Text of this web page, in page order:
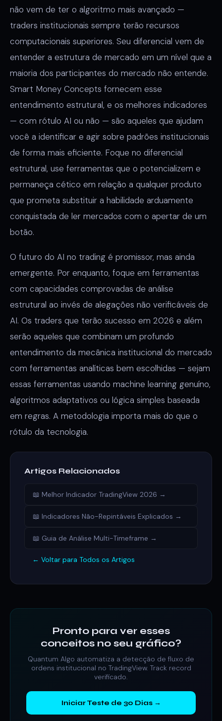
não vem de ter o algoritmo mais avançado —
traders institucionais sempre terão recursos
computacionais superiores. Seu diferencial vem de
entender a estrutura de mercado em um nível que a
maioria dos participantes do mercado não entende.
Smart Money Concepts fornecem esse
entendimento estrutural, e os melhores indicadores
— com rótulo AI ou não — são aqueles que ajudam
você a identificar e agir sobre padrões institucionais
de forma mais eficiente. Foque no diferencial
estrutural, use ferramentas que o potencializem e
permaneça cético em relação a qualquer produto
que prometa substituir a habilidade arduamente
conquistada de ler mercados com o apertar de um
botão.
O futuro do AI no trading é promissor, mas ainda
emergente. Por enquanto, foque em ferramentas
com capacidades comprovadas de análise
estrutural ao invés de alegações não verificáveis de
AI. Os traders que terão sucesso em 2026 e além
serão aqueles que combinam um profundo
entendimento da mecânica institucional do mercado
com ferramentas analíticas bem escolhidas — sejam
essas ferramentas usando machine learning genuíno,
algoritmos adaptativos ou lógica simples baseada
em regras. A metodologia importa mais do que o
rótulo da tecnologia.
Artigos Relacionados
📖 Melhor Indicador TradingView 2026 →
📖 Indicadores Não-Repintáveis Explicados →
📖 Guia de Análise Multi-Timeframe →
← Voltar para Todos os Artigos
Pronto para ver esses
conceitos no seu gráfico?
Quantum Algo automatiza a detecção de fluxo de
ordens institucional no TradingView. Track record
verificado.
Iniciar Teste de 30 Dias →